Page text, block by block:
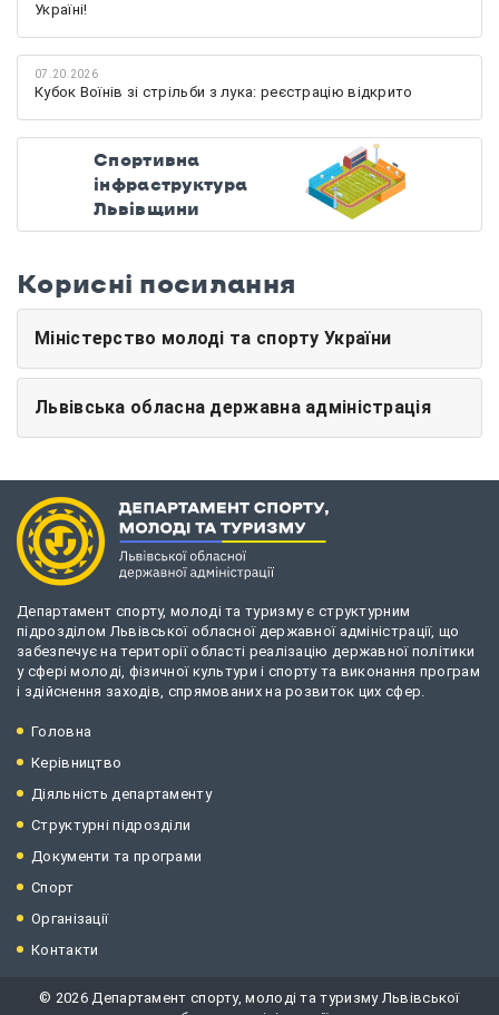
Україні!
07.20.2026
Кубок Воїнів зі стрільби з лука: реєстрацію відкрито
Спортивна
інфраструктура
Львівщини
Корисні посилання
Міністерство молоді та спорту України
Львівська обласна державна адміністрація
Департамент спорту, молоді та туризму є структурним
підрозділом Львівської обласної державної адміністрації, що
забезпечує на території області реалізацію державної політики
у сфері молоді, фізичної культури і спорту та виконання програм
і здійснення заходів, спрямованих на розвиток цих сфер.
Головна
Керівництво
Діяльність департаменту
Структурні підрозділи
Документи та програми
Спорт
Організації
Контакти
© 2026 Департамент спорту, молоді та туризму Львівської